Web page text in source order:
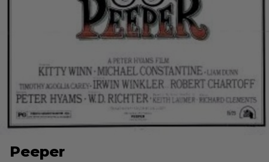
Peeper